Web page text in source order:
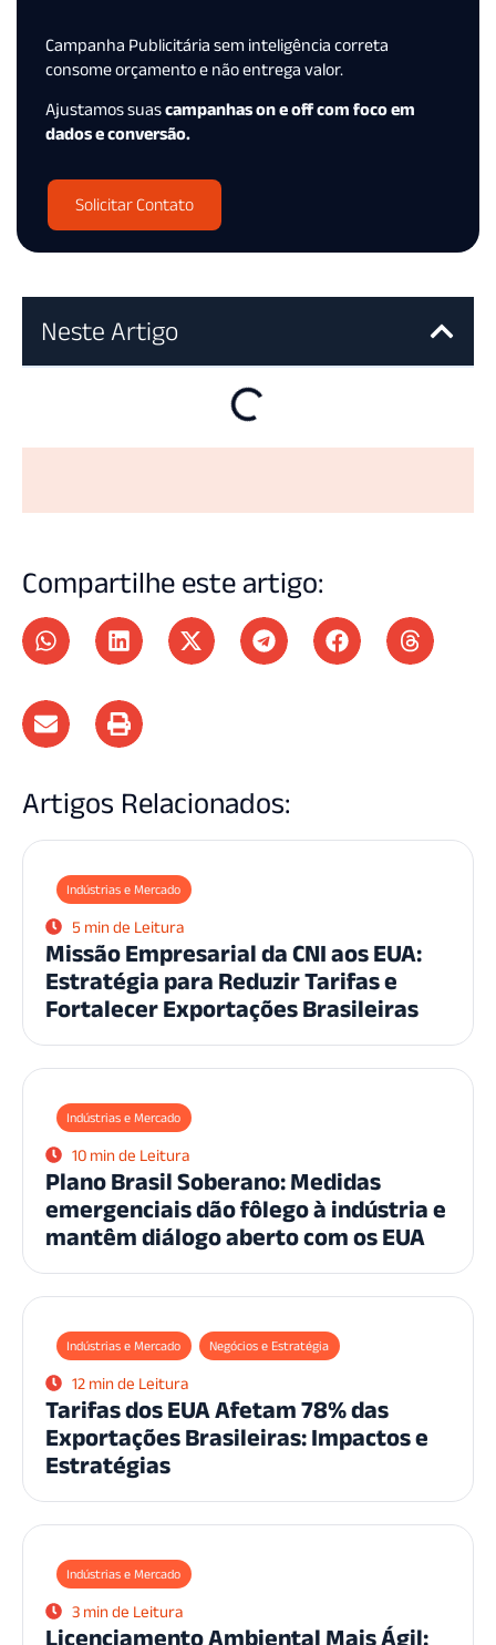
Campanha Publicitária sem inteligência correta
consome orçamento e não entrega valor.
Ajustamos suascampanhas on e off com foco em
dados e conversão.
Solicitar Contato
Neste Artigo
Compartilhe este artigo:
Artigos Relacionados:
Indústrias e Mercado
5 min de Leitura
Missão Empresarial da CNI aos EUA:
Estratégia para Reduzir Tarifas e
Fortalecer Exportações Brasileiras
Indústrias e Mercado
10 min de Leitura
Plano Brasil Soberano: Medidas
emergenciais dão fôlego à indústria e
mantêm diálogo aberto com os EUA
Indústrias e Mercado Negócios e Estratégia
12 min de Leitura
Tarifas dos EUA Afetam 78% das
Exportações Brasileiras: Impactos e
Estratégias
Indústrias e Mercado
3 min de Leitura
Licenciamento Ambiental Mais Ágil: